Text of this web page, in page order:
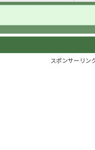
スポンサーリン